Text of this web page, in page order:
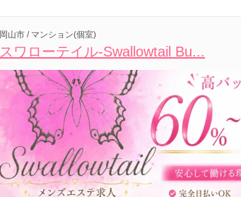
岡山市 / マンション(個室)
スワローテイル-Swallowtail Bu...